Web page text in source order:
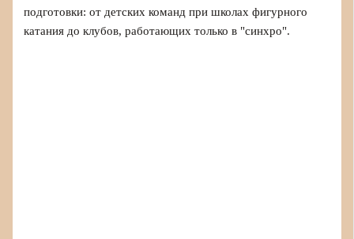
подготовки: от детских команд при школах фигурного
катания до клубов, работающих только в "синхро".